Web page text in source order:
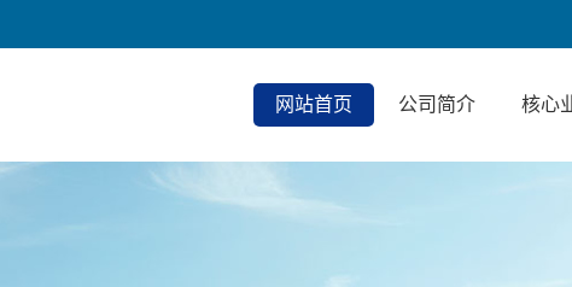
网站首页 公司简介 核心